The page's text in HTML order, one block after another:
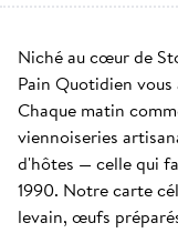
Niché au cœur de
Pain Quotidien
Chaque matin
viennoiseries
d'hôtes — celle qui
1990. Notre carte
levain, œufs